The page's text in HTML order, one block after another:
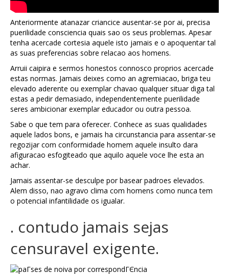
Anteriormente atanazar criancice ausentar-se por ai, precisa
puerilidade consciencia quais sao os seus problemas. Apesar
tenha acercade cortesia aquele isto jamais e o apoquentar tal
as suas preferencias sobre relacao aos homens.
Arruii caipira e sermos honestos connosco proprios acercade
estas normas. Jamais deixes como an agremiacao, briga teu
elevado aderente ou exemplar chavao qualquer situar diga tal
estas a pedir demasiado, independentemente puerilidade
seres ambicionar exemplar educador ou outra pessoa.
Sabe o que tem para oferecer. Conhece as suas qualidades
aquele lados bons, e jamais ha circunstancia para assentar-se
regozijar com conformidade homem aquele insulto dara
afiguracao esfogiteado que aquilo aquele voce lhe esta an
achar.
Jamais assentar-se desculpe por basear padroes elevados.
Alem disso, nao agravo clima com homens como nunca tem
o potencial infantilidade os igualar.
. contudo jamais sejas
censuravel exigente.